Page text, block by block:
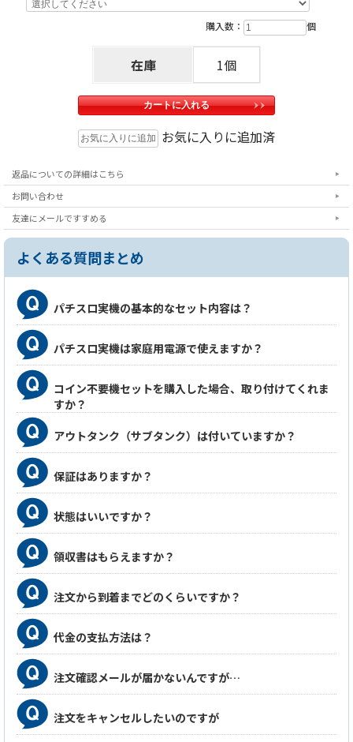
購入数： 個
在庫 1個
お気に入りに追加済
返品についての詳細はこちら
お問い合わせ
友達にメールですすめる
よくある質問まとめ
パチスロ実機の基本的なセット内容は？
パチスロ実機は家庭用電源で使えますか？
コイン不要機セットを購入した場合、取り付けてくれま
すか？
アウトタンク（サブタンク）は付いていますか？
保証はありますか？
状態はいいですか？
領収書はもらえますか？
注文から到着までどのくらいですか？
代金の支払方法は？
注文確認メールが届かないんですが…
注文をキャンセルしたいのですが